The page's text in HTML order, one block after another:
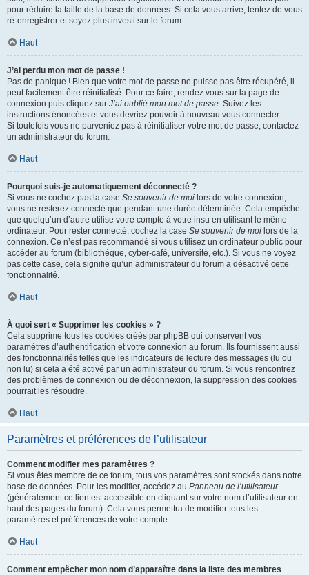
pour réduire la taille de la base de données. Si cela vous arrive, tentez de vous
ré-enregistrer et soyez plus investi sur le forum.
Haut
J’ai perdu mon mot de passe !
Pas de panique ! Bien que votre mot de passe ne puisse pas être récupéré, il
peut facilement être réinitialisé. Pour ce faire, rendez vous sur la page de
connexion puis cliquez sur J’ai oublié mon mot de passe. Suivez les
instructions énoncées et vous devriez pouvoir à nouveau vous connecter.
Si toutefois vous ne parveniez pas à réinitialiser votre mot de passe, contactez
un administrateur du forum.
Haut
Pourquoi suis-je automatiquement déconnecté ?
Si vous ne cochez pas la case Se souvenir de moi lors de votre connexion,
vous ne resterez connecté que pendant une durée déterminée. Cela empêche
que quelqu’un d’autre utilise votre compte à votre insu en utilisant le même
ordinateur. Pour rester connecté, cochez la case Se souvenir de moi lors de la
connexion. Ce n’est pas recommandé si vous utilisez un ordinateur public pour
accéder au forum (bibliothèque, cyber-café, université, etc.). Si vous ne voyez
pas cette case, cela signifie qu’un administrateur du forum a désactivé cette
fonctionnalité.
Haut
À quoi sert « Supprimer les cookies » ?
Cela supprime tous les cookies créés par phpBB qui conservent vos
paramètres d’authentification et votre connexion au forum. Ils fournissent aussi
des fonctionnalités telles que les indicateurs de lecture des messages (lu ou
non lu) si cela a été activé par un administrateur du forum. Si vous rencontrez
des problèmes de connexion ou de déconnexion, la suppression des cookies
pourrait les résoudre.
Haut
Paramètres et préférences de l’utilisateur
Comment modifier mes paramètres ?
Si vous êtes membre de ce forum, tous vos paramètres sont stockés dans notre
base de données. Pour les modifier, accédez au Panneau de l’utilisateur
(généralement ce lien est accessible en cliquant sur votre nom d’utilisateur en
haut des pages du forum). Cela vous permettra de modifier tous les
paramètres et préférences de votre compte.
Haut
Comment empêcher mon nom d’apparaître dans la liste des membres